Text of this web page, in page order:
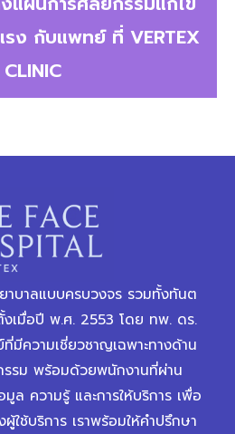
ง กับแพทย์ ที่ VERTEX
CLINIC
าบาลแบบครบวงจร รวมทั้งทันต
เมื่อปี พ.ศ. 2553 โดย ทพ. ดร.
ความเชี่ยวชาญเฉพาะทางด้าน
รรม พร้อมด้วยพนักงานที่ผ่าน
ล ความรู้ และการให้บริการ เพื่อ
ช้บริการ เราพร้อมให้คำปรึกษา